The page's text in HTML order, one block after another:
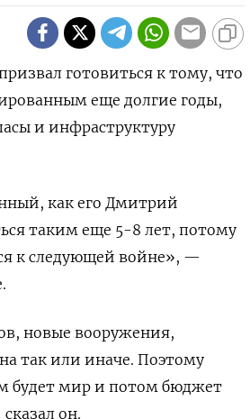
готовиться к тому, что
еще долгие годы,
и инфраструктуру
как его Дмитрий
таким еще 5-8 лет, потому
к следующей войне», —
новые вооружения,
так или иначе. Поэтому
будет мир и потом бюджет
он.